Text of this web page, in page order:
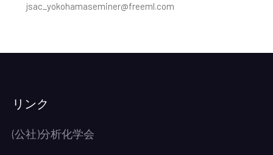
jsac_yokohamaseminer@freeml.com
リンク
(公社)分析化学会